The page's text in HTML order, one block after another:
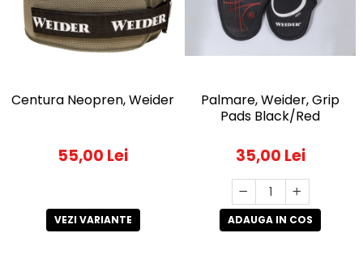
Centura Neopren, Weider
55,00 Lei
VEZI VARIANTE
Palmare, Weider, Grip
Pads Black/Red
35,00 Lei
ADAUGA IN COS